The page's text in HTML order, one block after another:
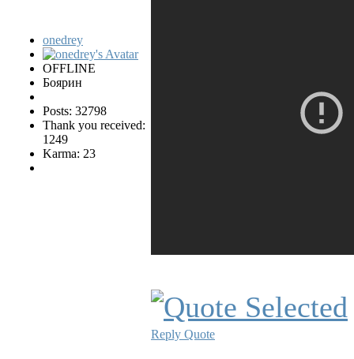
onedrey
OFFLINE
Боярин
Posts: 32798
Thank you received:
1249
Karma: 23
Reply Quote